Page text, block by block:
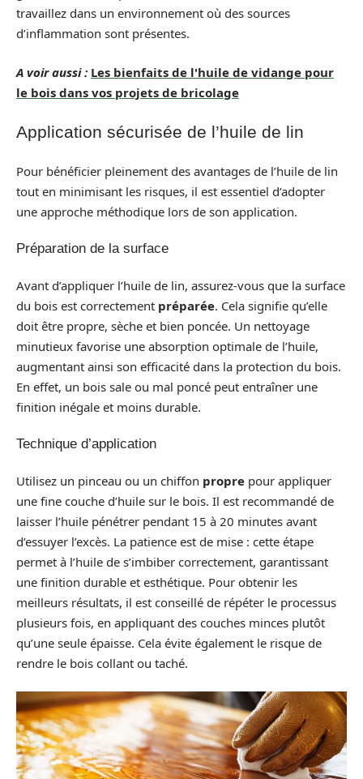
travaillez dans un environnement où des sources
d’inflammation sont présentes.
A voir aussi : Les bienfaits de l'huile de vidange pour
le bois dans vos projets de bricolage
Application sécurisée de l’huile de lin
Pour bénéficier pleinement des avantages de l’huile de lin
tout en minimisant les risques, il est essentiel d’adopter
une approche méthodique lors de son application.
Préparation de la surface
Avant d’appliquer l’huile de lin, assurez-vous que la surface
du bois est correctement préparée. Cela signifie qu’elle
doit être propre, sèche et bien poncée. Un nettoyage
minutieux favorise une absorption optimale de l’huile,
augmentant ainsi son efficacité dans la protection du bois.
En effet, un bois sale ou mal poncé peut entraîner une
finition inégale et moins durable.
Technique d’application
Utilisez un pinceau ou un chiffon propre pour appliquer
une fine couche d’huile sur le bois. Il est recommandé de
laisser l’huile pénétrer pendant 15 à 20 minutes avant
d’essuyer l’excès. La patience est de mise : cette étape
permet à l’huile de s’imbiber correctement, garantissant
une finition durable et esthétique. Pour obtenir les
meilleurs résultats, il est conseillé de répéter le processus
plusieurs fois, en appliquant des couches minces plutôt
qu’une seule épaisse. Cela évite également le risque de
rendre le bois collant ou taché.